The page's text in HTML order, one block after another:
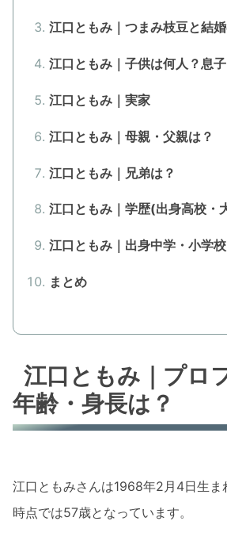
江口ともみ｜つまみ枝豆と結
江口ともみ｜子供は何人？息
江口ともみ｜実家
江口ともみ｜母親・父親は？
江口ともみ｜兄弟は？
江口ともみ｜学歴(出身高校・
江口ともみ｜出身中学・小学
まとめ
江口ともみ｜プロ
年齢・身長は？
江口ともみさんは1968年2月4日生
時点では57歳となっています。